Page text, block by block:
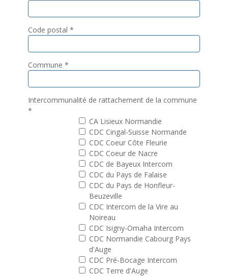
Code postal *
Commune *
Intercommunalité de rattachement de la commune
*
CA Lisieux Normandie
CDC Cingal-Suisse Normande
CDC Coeur Côte Fleurie
CDC Coeur de Nacre
CDC de Bayeux Intercom
CDC du Pays de Falaise
CDC du Pays de Honfleur-
Beuzeville
CDC Intercom de la Vire au
Noireau
CDC Isigny-Omaha Intercom
CDC Normandie Cabourg Pays
d'Auge
CDC Pré-Bocage Intercom
CDC Terre d'Auge